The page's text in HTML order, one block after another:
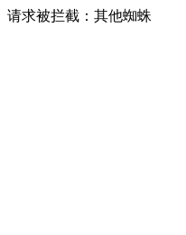
请求被拦截：其他蜘蛛